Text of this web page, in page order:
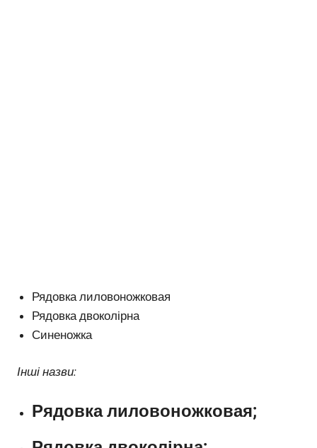
Рядовка лиловоножковая
Рядовка двоколірна
Синеножка
Інші назви:
Рядовка лиловоножковая;